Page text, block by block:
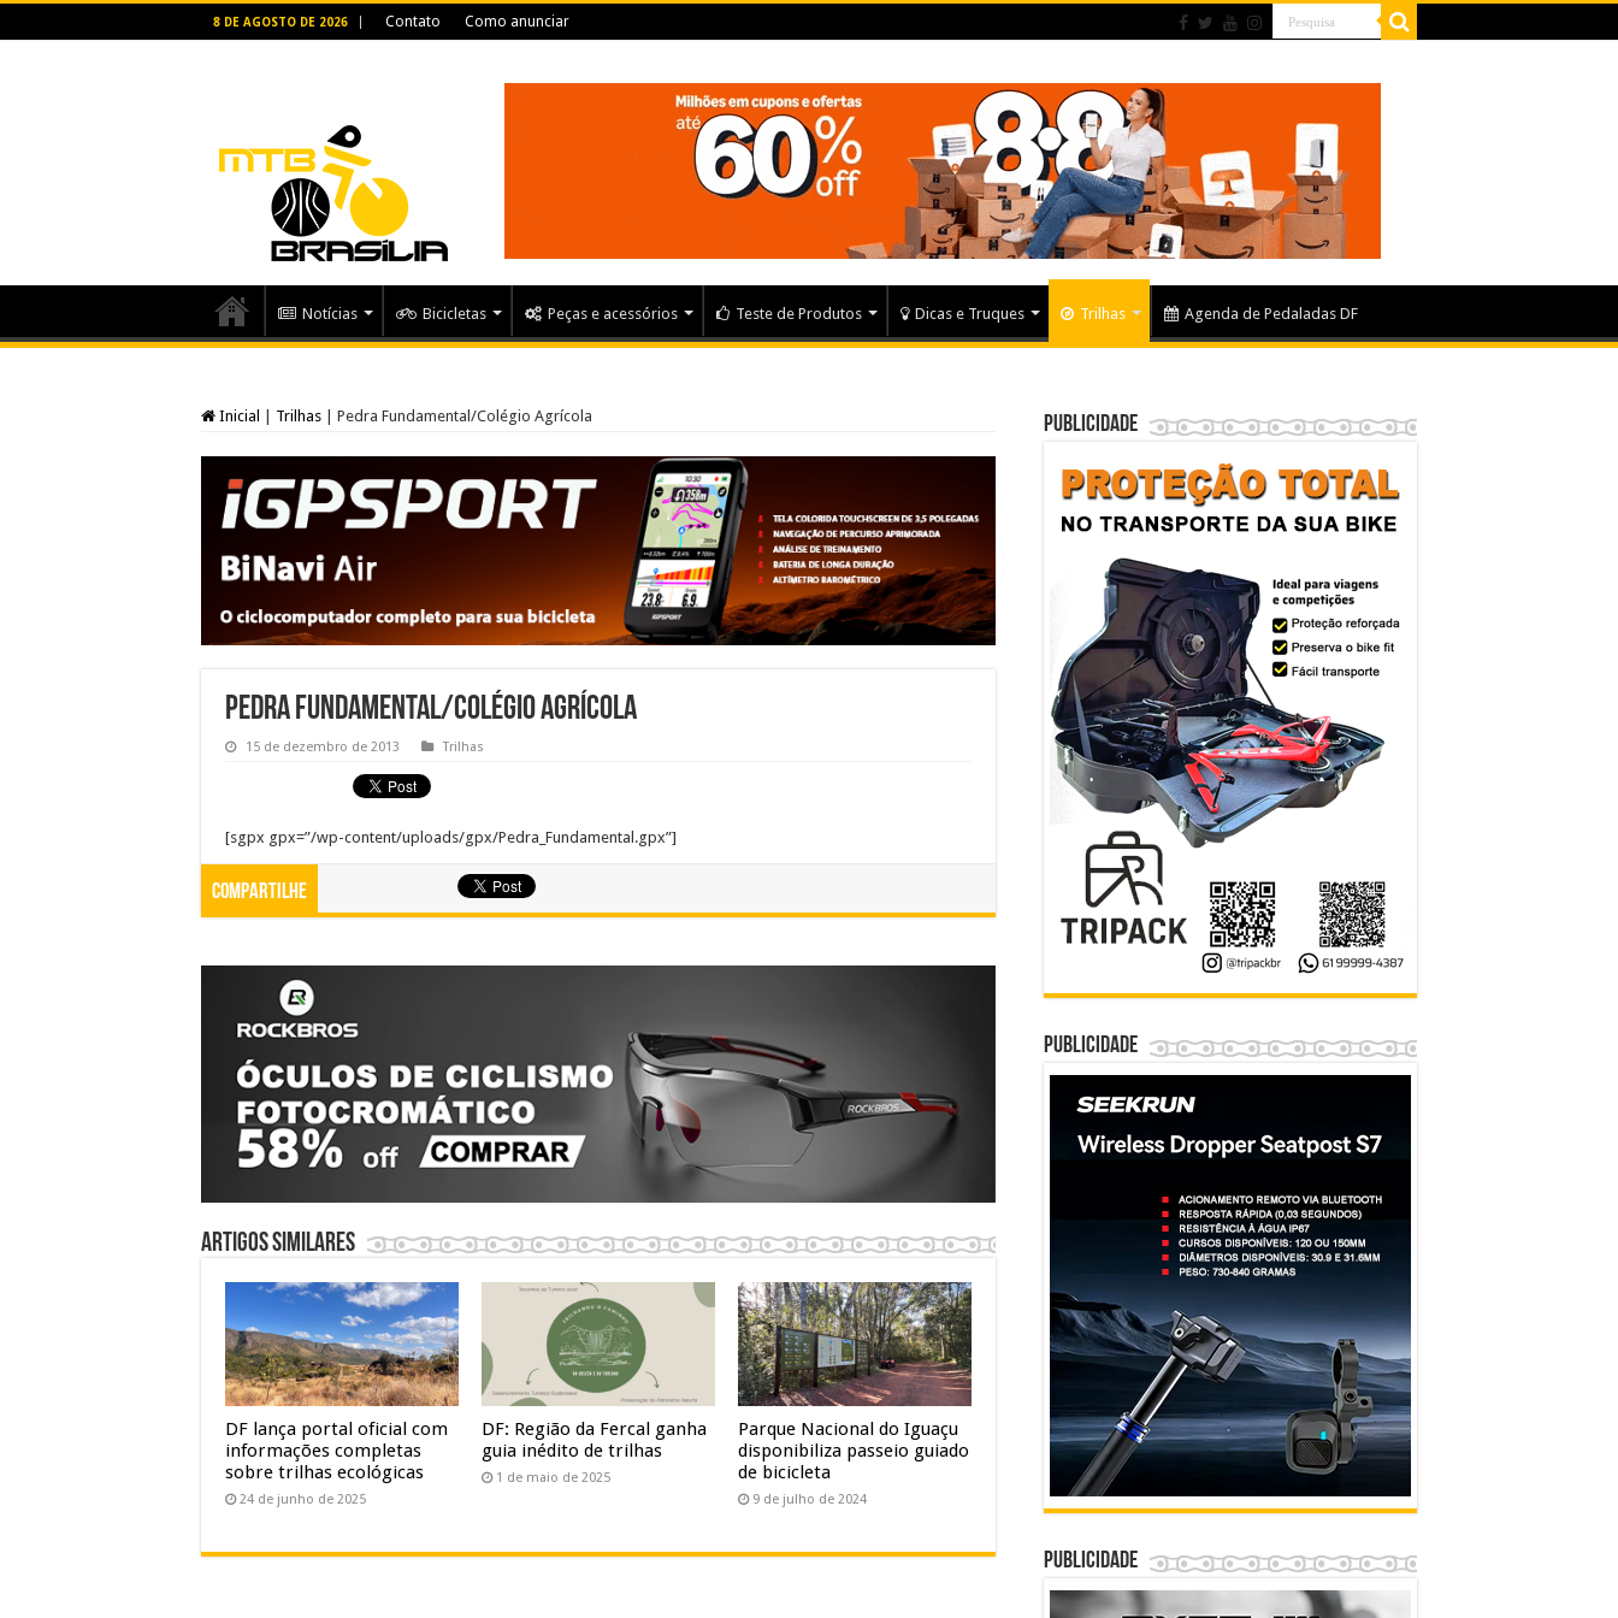
8 DE AGOSTO DE 2026 Contato Como anunciar
Notícias Bicicletas Peças e acessórios Teste de Produtos Dicas e Truques Trilhas Agenda de Pedaladas DF
Inicial Trilhas Pedra Fundamental/Colégio Agrícola
Pedra Fundamental/Colégio Agrícola
15 de dezembro de 2013 Trilhas
[sgpx gpx=”/wp-content/uploads/gpx/Pedra_Fundamental.gpx”]
Compartilhe
Artigos similares
DF lança portal oficial com
informações completas
sobre trilhas ecológicas
24 de junho de 2025
DF: Região da Fercal ganha
guia inédito de trilhas
1 de maio de 2025
Parque Nacional do Iguaçu
disponibiliza passeio guiado
de bicicleta
9 de julho de 2024
Publicidade
Publicidade
Publicidade